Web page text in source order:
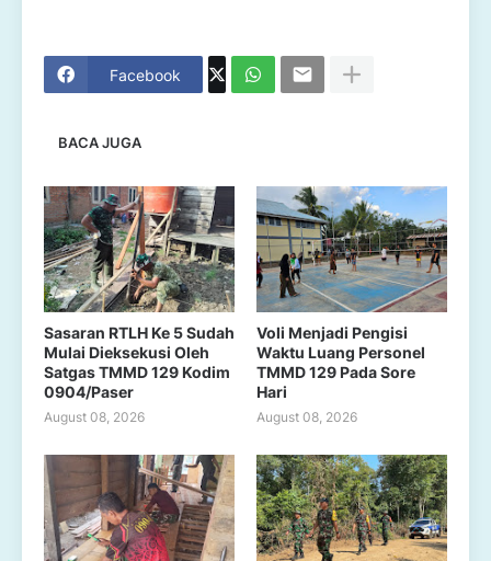
Facebook
BACA JUGA
Sasaran RTLH Ke 5 Sudah
Mulai Dieksekusi Oleh
Satgas TMMD 129 Kodim
0904/Paser
August 08, 2026
Voli Menjadi Pengisi
Waktu Luang Personel
TMMD 129 Pada Sore
Hari
August 08, 2026